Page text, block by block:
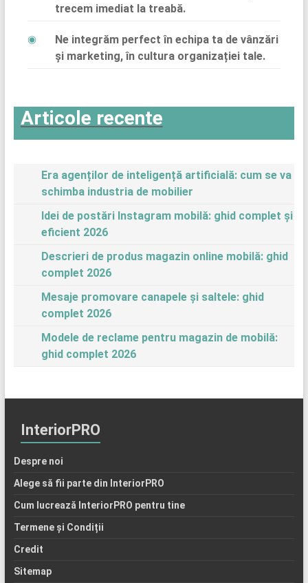
trecem imediat la treabă.
Ne integrăm perfect în echipa ta de vânzări
și marketing, în cultura organizației tale.
Articole recente
Era agenților de inteligență artificială: cum se va
schimba industria de mobilier
Idei de postări Instagram mobilă: ghid complet și
eficient 2026
Descrieri de produs magazin online mobilă: ghid
complet 2026
Mesaje promovare canapele și saltele: ghid
complet 2026
Modele de reclame pentru magazin de mobilă:
ghid complet 2026
InteriorPRO
Despre noi
Alege să fii parte din InteriorPRO
Cum lucrează InteriorPRO pentru tine
Termene și Condiții
Credit
Sitemap